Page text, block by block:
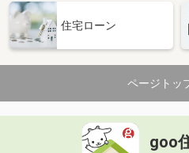
住宅ローン
ページトッ
goo